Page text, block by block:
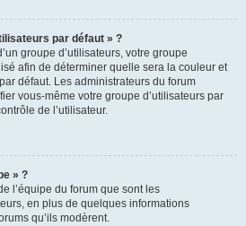
par défaut » ?
groupe d’utilisateurs, votre groupe
afin de déterminer quelle sera la couleur et
défaut. Les administrateurs du forum
vous-même votre groupe d’utilisateurs par
de l’utilisateur.
» ?
l’équipe du forum que sont les
en plus de quelques informations
qu’ils modèrent.